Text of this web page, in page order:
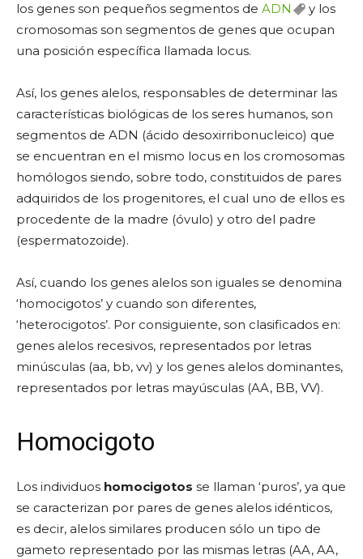
los genes son pequeños segmentos de ADN
y los
cromosomas son segmentos de genes que ocupan
una posición específica llamada locus.
Así, los genes alelos, responsables de determinar las
características biológicas de los seres humanos, son
segmentos de ADN (ácido desoxirribonucleico) que
se encuentran en el mismo locus en los cromosomas
homólogos siendo, sobre todo, constituidos de pares
adquiridos de los progenitores, el cual uno de ellos es
procedente de la madre (óvulo) y otro del padre
(espermatozoide).
Así, cuando los genes alelos son iguales se denomina
‘homocigotos’ y cuando son diferentes,
‘heterocigotos’. Por consiguiente, son clasificados en:
genes alelos recesivos, representados por letras
minúsculas (aa, bb, vv) y los genes alelos dominantes,
representados por letras mayúsculas (AA, BB, VV).
Homocigoto
Los individuos homocigotos se llaman ‘puros’, ya que
se caracterizan por pares de genes alelos idénticos,
es decir, alelos similares producen sólo un tipo de
gameto representado por las mismas letras (AA, AA,